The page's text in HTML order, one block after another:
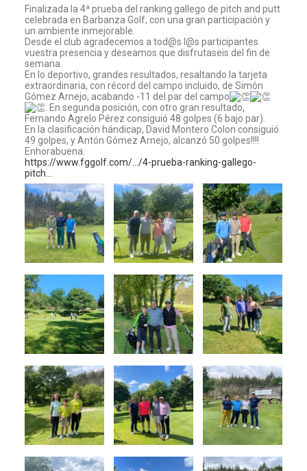
Finalizada la 4ª prueba del ranking gallego de pitch and putt
celebrada en Barbanza Golf, con una gran participación y
un ambiente inmejorable.
Desde el club agradecemos a tod@s l@s participantes
vuestra presencia y deseamos que disfrutaseis del fin de
semana.
En lo deportivo, grandes resultados, resaltando la tarjeta
extraordinaria, con récord del campo incluido, de Simón
Gómez Arnejo, acabando -11 del par del campo
. En segunda posición, con otro gran resultado,
Fernando Agrelo Pérez consiguió 48 golpes (6 bajo par).
En la clasificación hándicap, David Montero Colon consiguió
49 golpes, y Antón Gómez Arnejo, alcanzó 50 golpes!!!!
Enhorabuena.
https://www.fggolf.com/…/4-prueba-ranking-gallego-
pitch…